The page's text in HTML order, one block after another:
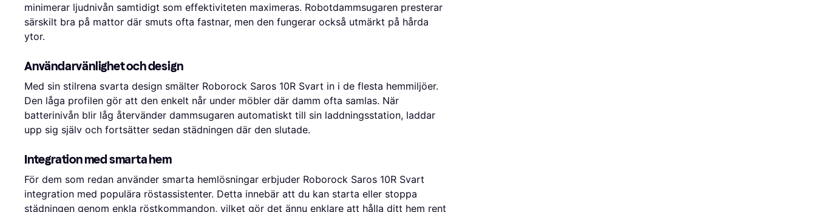
minimerar ljudnivån samtidigt som effektiviteten maximeras. Robotdammsugaren presterar
särskilt bra på mattor där smuts ofta fastnar, men den fungerar också utmärkt på hårda
ytor.
Användarvänlighet och design
Med sin stilrena svarta design smälter Roborock Saros 10R Svart in i de flesta hemmiljöer.
Den låga profilen gör att den enkelt når under möbler där damm ofta samlas. När
batterinivån blir låg återvänder dammsugaren automatiskt till sin laddningsstation, laddar
upp sig själv och fortsätter sedan städningen där den slutade.
Integration med smarta hem
För dem som redan använder smarta hemlösningar erbjuder Roborock Saros 10R Svart
integration med populära röstassistenter. Detta innebär att du kan starta eller stoppa
städningen genom enkla röstkommandon, vilket gör det ännu enklare att hålla ditt hem rent